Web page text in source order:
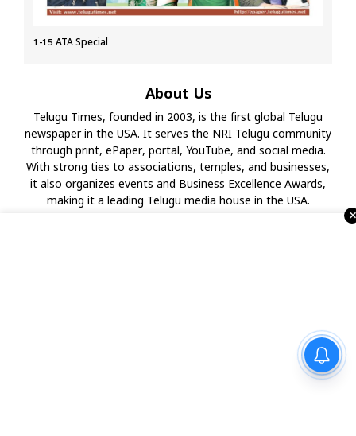
1-15 ATA Special
About Us
Telugu Times, founded in 2003, is the first global Telugu
newspaper in the USA. It serves the NRI Telugu community
through print, ePaper, portal, YouTube, and social media.
With strong ties to associations, temples, and businesses,
it also organizes events and Business Excellence Awards,
making it a leading Telugu media house in the USA.